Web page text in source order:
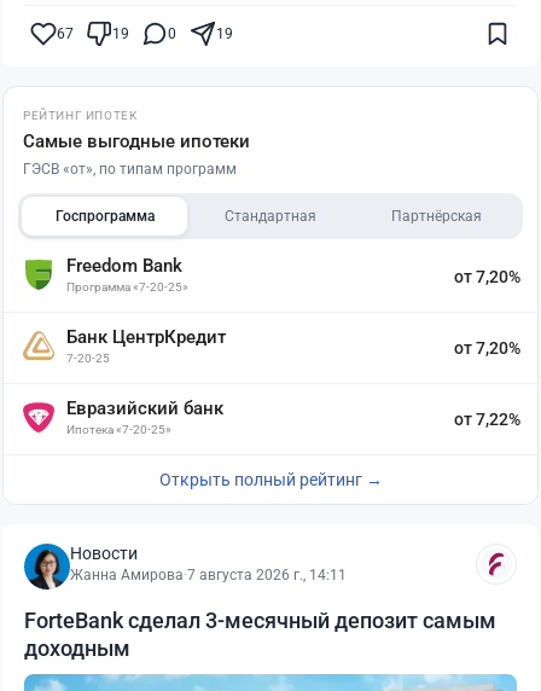
67 19 0 19
РЕЙТИНГ ИПОТЕК
Самые выгодные ипотеки
ГЭСВ «от», по типам программ
Госпрограмма Стандартная Партнёрская
Freedom Bank
Программа «7-20-25»
от 7,20%
Банк ЦентрКредит
7-20-25
от 7,20%
Евразийский банк
Ипотека «7-20-25»
от 7,22%
Открыть полный рейтинг →
Новости
Жанна Амирова·7 августа 2026 г., 14:11
ForteBank сделал 3-месячный депозит самым
доходным